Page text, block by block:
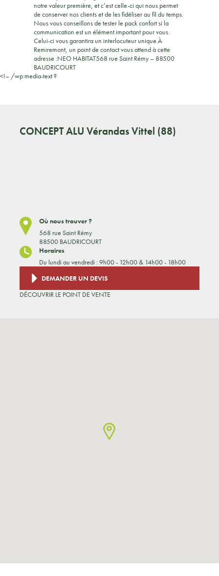
notre valeur première, et c’est celle-ci qui nous permet
de conserver nos clients et de les fidéliser au fil du temps.
Nous vous conseillons de tester le pack confort si la
communication est un élément important pour vous.
Celui-ci vous garantira un interlocuteur unique.À
Remiremont, un point de contact vous attend à cette
adresse :NEO HABITAT568 rue Saint Rémy – 88500
BAUDRICOURT
<!– /wp:media-text ?
CONCEPT ALU Vérandas Vittel (88)
Où nous trouver ?
568 rue Saint Rémy
88500 BAUDRICOURT
Horaires
Du lundi au vendredi : 9h00 - 12h00 & 14h00 - 18h00
DEMANDER UN DEVIS
DÉCOUVRIR LE POINT DE VENTE